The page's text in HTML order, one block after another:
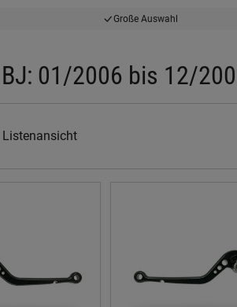
Große Auswahl
BJ: 01/2006 bis 12/
Listenansicht